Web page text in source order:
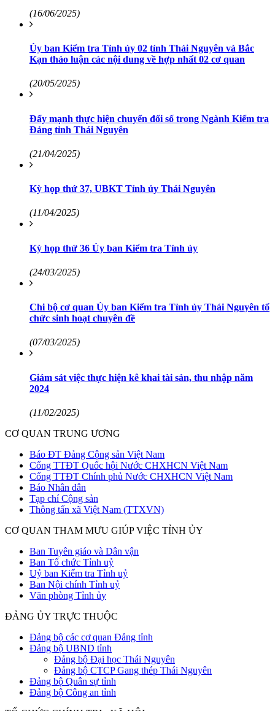
(16/06/2025)
Ủy ban Kiểm tra Tỉnh ủy 02 tỉnh Thái Nguyên và Bắc
Kạn thảo luận các nội dung về hợp nhất 02 cơ quan
(20/05/2025)
Đẩy mạnh thực hiện chuyển đổi số trong Ngành Kiểm tra
Đảng tỉnh Thái Nguyên
(21/04/2025)
Kỳ họp thứ 37, UBKT Tỉnh ủy Thái Nguyên
(11/04/2025)
Kỳ họp thứ 36 Ủy ban Kiểm tra Tỉnh ủy
(24/03/2025)
Chi bộ cơ quan Ủy ban Kiểm tra Tỉnh ủy Thái Nguyên tổ
chức sinh hoạt chuyên đề
(07/03/2025)
Giám sát việc thực hiện kê khai tài sản, thu nhập năm
2024
(11/02/2025)
CƠ QUAN TRUNG ƯƠNG
Báo ĐT Đảng Cộng sản Việt Nam
Cổng TTĐT Quốc hội Nước CHXHCN Việt Nam
Cổng TTĐT Chính phủ Nước CHXHCN Việt Nam
Báo Nhân dân
Tạp chí Cộng sản
Thông tấn xã Việt Nam (TTXVN)
CƠ QUAN THAM MƯU GIÚP VIỆC TỈNH ỦY
Ban Tuyên giáo và Dân vận
Ban Tổ chức Tỉnh uỷ
Uỷ ban Kiểm tra Tỉnh uỷ
Ban Nội chính Tỉnh uỷ
Văn phòng Tỉnh ủy
ĐẢNG ỦY TRỰC THUỘC
Đảng bộ các cơ quan Đảng tỉnh
Đảng bộ UBND tỉnh
Đảng bộ Đại học Thái Nguyên
Đảng bộ CTCP Gang thép Thái Nguyên
Đảng bộ Quân sự tỉnh
Đảng bộ Công an tỉnh